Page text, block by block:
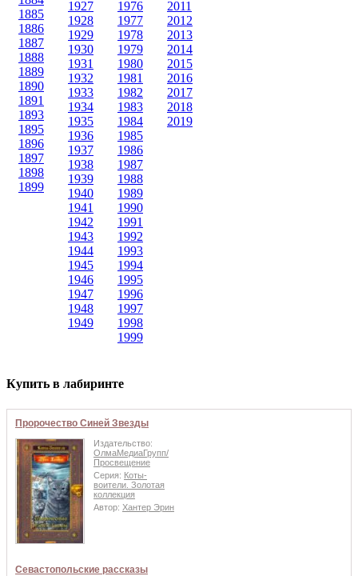
1885
1886
1887
1888
1889
1890
1891
1893
1895
1896
1897
1898
1899
1927
1928
1929
1930
1931
1932
1933
1934
1935
1936
1937
1938
1939
1940
1941
1942
1943
1944
1945
1946
1947
1948
1949
1976
1977
1978
1979
1980
1981
1982
1983
1984
1985
1986
1987
1988
1989
1990
1991
1992
1993
1994
1995
1996
1997
1998
1999
2011
2012
2013
2014
2015
2016
2017
2018
2019
Купить в лабиринте
Пророчество Синей Звезды
Издательство:
ОлмаМедиаГрупп/
Просвещение
Серия: Коты-
воители. Золотая
коллекция
Автор: Хантер Эрин
Севастопольские рассказы